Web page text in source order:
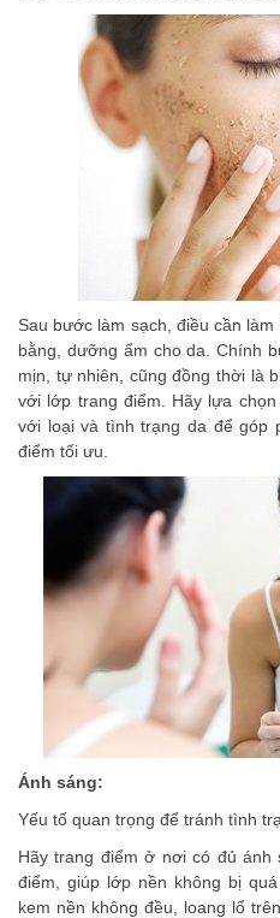
Sau bước làm sạch, điều cần
bằng, dưỡng ẩm cho da. Chính
mịn, tự nhiên, cũng đồng thời là
với lớp trang điểm. Hãy lựa
với loại và tình trạng da để góp
điểm tối ưu.
Ánh sáng:
Yếu tố quan trọng để tránh tình
Hãy trang điểm ở nơi có đủ
điểm, giúp lớp nền không bị
kem nền không đều, loang lổ